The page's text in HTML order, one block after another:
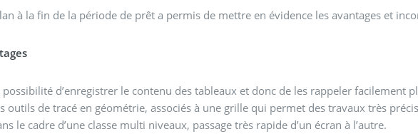
à la fin de la période de prêt a permis de mettre en évidence les avantages et
possibilité d’enregistrer le contenu des tableaux et donc de les rappeler facilement
outils de tracé en géométrie, associés à une grille qui permet des travaux très
le cadre d’une classe multi niveaux, passage très rapide d’un écran à l’autre.